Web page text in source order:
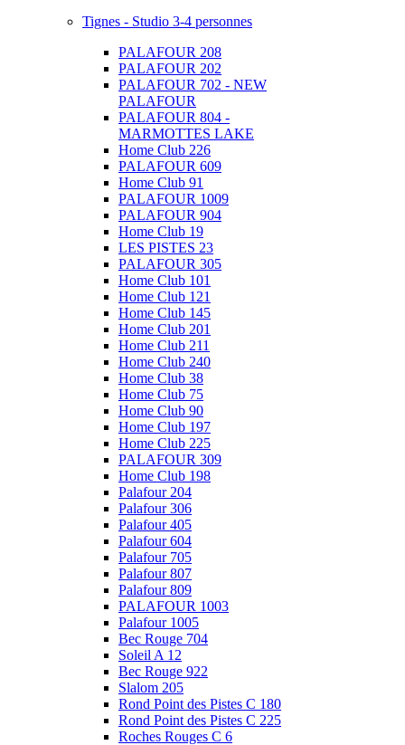
Tignes - Studio 3-4 personnes
PALAFOUR 208
PALAFOUR 202
PALAFOUR 702 - NEW
PALAFOUR
PALAFOUR 804 -
MARMOTTES LAKE
Home Club 226
PALAFOUR 609
Home Club 91
PALAFOUR 1009
PALAFOUR 904
Home Club 19
LES PISTES 23
PALAFOUR 305
Home Club 101
Home Club 121
Home Club 145
Home Club 201
Home Club 211
Home Club 240
Home Club 38
Home Club 75
Home Club 90
Home Club 197
Home Club 225
PALAFOUR 309
Home Club 198
Palafour 204
Palafour 306
Palafour 405
Palafour 604
Palafour 705
Palafour 807
Palafour 809
PALAFOUR 1003
Palafour 1005
Bec Rouge 704
Soleil A 12
Bec Rouge 922
Slalom 205
Rond Point des Pistes C 180
Rond Point des Pistes C 225
Roches Rouges C 6